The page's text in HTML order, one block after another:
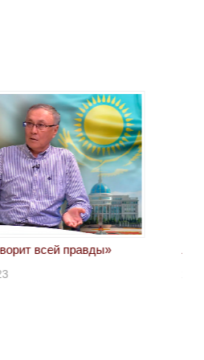
всей правды»